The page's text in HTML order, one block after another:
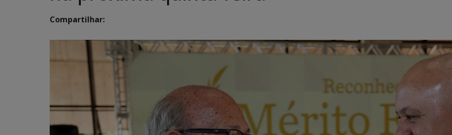
Compartilhar: